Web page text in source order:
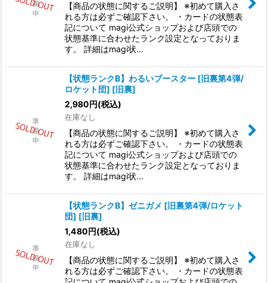
【商品の状態に関するご説明】 ※初めて購入さ
れる方は必ずご確認下さい。 ・カードの状態表
記について magi公式ショップおよび店頭での
状態基準に合わせたランク設定となっておりま
す。 詳細はmagi状…
【状態ランクB】わるいブースター [旧裏第4弾/
ロケット団] [旧裏]
2,980円(税込)
在庫なし
【商品の状態に関するご説明】 ※初めて購入さ
れる方は必ずご確認下さい。 ・カードの状態表
記について magi公式ショップおよび店頭での
状態基準に合わせたランク設定となっておりま
す。 詳細はmagi状…
【状態ランクB】ゼニガメ [旧裏第4弾/ロケット
団] [旧裏]
1,480円(税込)
在庫なし
【商品の状態に関するご説明】 ※初めて購入さ
れる方は必ずご確認下さい。 ・カードの状態表